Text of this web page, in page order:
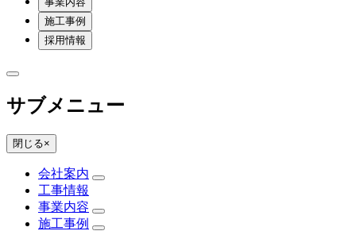
施工事例
採用情報
サブメニュー
閉じる×
会社案内
工事情報
事業内容
施工事例